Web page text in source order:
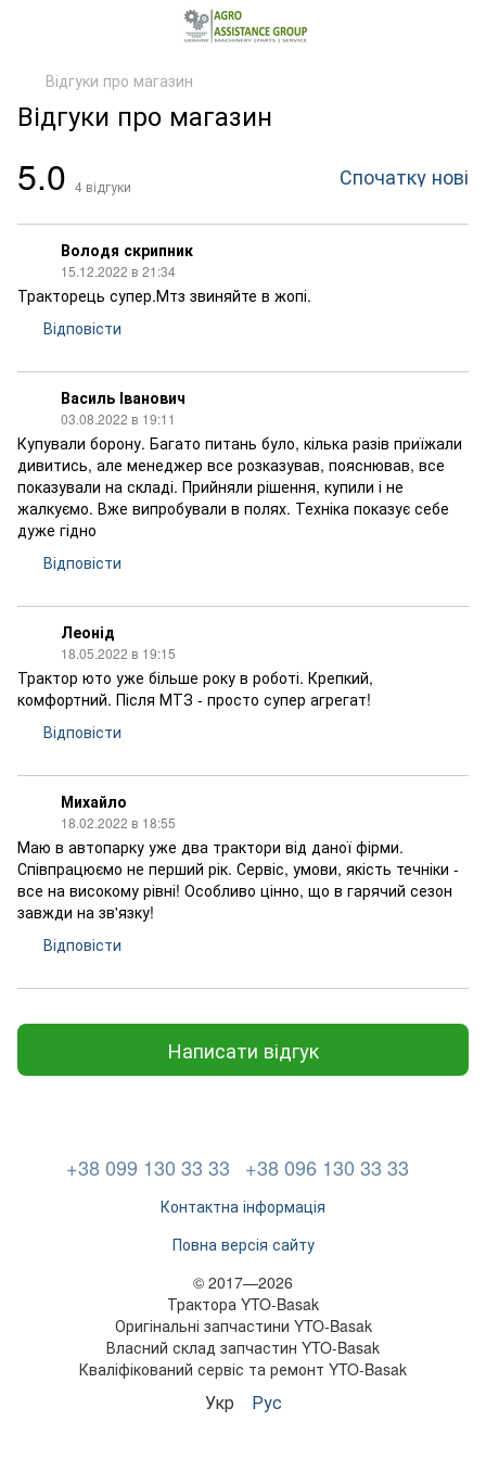
Відгуки про магазин
Відгуки про магазин
5.0 4 відгуки Спочатку нові
Володя скрипник
15.12.2022 в 21:34
Тракторець супер.Мтз звиняйте в жопі.
Відповісти
Василь Іванович
03.08.2022 в 19:11
Купували борону. Багато питань було, кілька разів приїжали
дивитись, але менеджер все розказував, пояснював, все
показували на складі. Прийняли рішення, купили і не
жалкуємо. Вже випробували в полях. Техніка показує себе
дуже гідно
Відповісти
Леонід
18.05.2022 в 19:15
Трактор юто уже більше року в роботі. Крепкий,
комфортний. Після МТЗ - просто супер агрегат!
Відповісти
Михайло
18.02.2022 в 18:55
Маю в автопарку уже два трактори від даної фірми.
Співпрацюємо не перший рік. Сервіс, умови, якість течніки -
все на високому рівні! Особливо цінно, що в гарячий сезон
завжди на зв'язку!
Відповісти
Написати відгук
+38 099 130 33 33 +38 096 130 33 33
Контактна інформація
Повна версія сайту
© 2017—2026
Трактора YTO-Basak
Оригінальні запчастини YTO-Basak
Власний склад запчастин YTO-Basak
Кваліфікований сервіс та ремонт YTO-Basak
Укр Рус